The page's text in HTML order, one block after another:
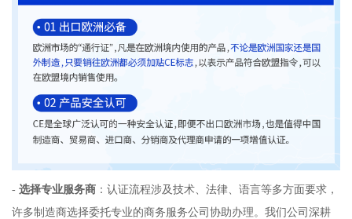
- 选择专业服务商：认证流程涉及技术、法律、语言等多方面要求，
许多制造商选择委托专业的商务服务公司协助办理。我们公司深耕